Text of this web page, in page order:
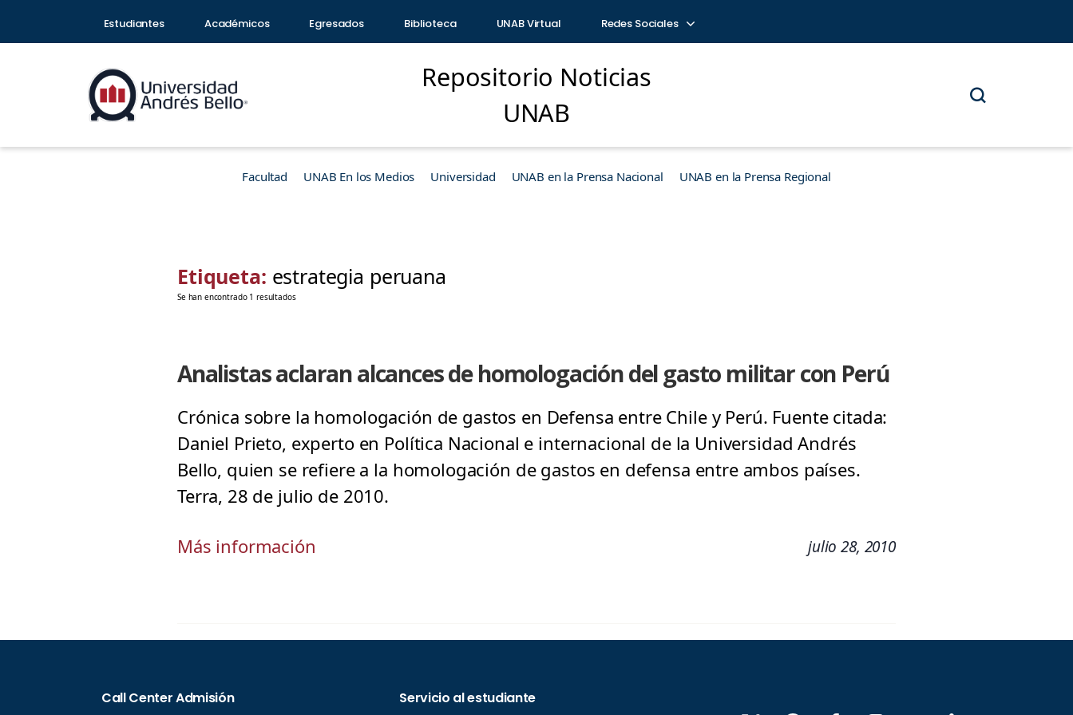
Estudiantes Académicos Egresados Biblioteca UNAB Virtual Redes Sociales
Repositorio Noticias
UNAB
Facultad UNAB En los Medios Universidad UNAB en la Prensa Nacional UNAB en la Prensa Regional
Etiqueta: estrategia peruana
Se han encontrado 1 resultados
Analistas aclaran alcances de homologación del gasto militar con Perú
Crónica sobre la homologación de gastos en Defensa entre Chile y Perú. Fuente citada:
Daniel Prieto, experto en Política Nacional e internacional de la Universidad Andrés
Bello, quien se refiere a la homologación de gastos en defensa entre ambos países.
Terra, 28 de julio de 2010.
Más información julio 28, 2010